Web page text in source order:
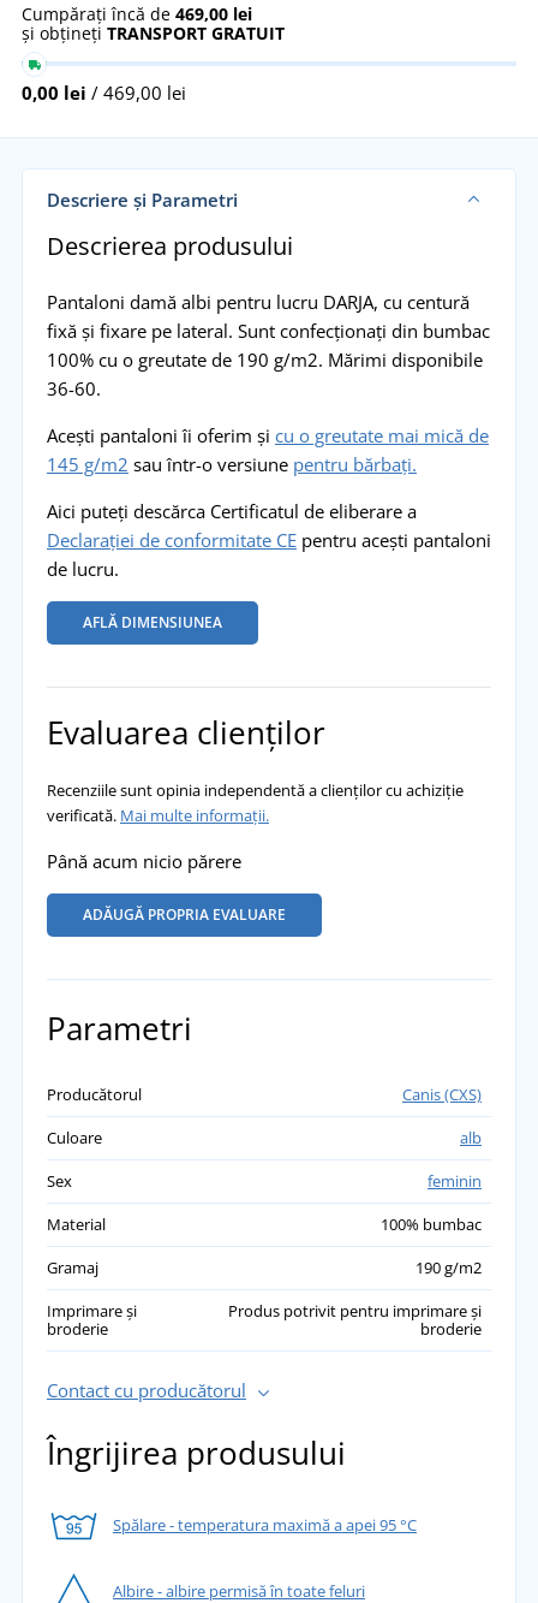
Cumpărați încă de 469,00 lei
și obțineți TRANSPORT GRATUIT
0,00 lei / 469,00 lei
Descriere și Parametri
Descrierea produsului
Pantaloni damă albi pentru lucru DARJA, cu centură
fixă și fixare pe lateral. Sunt confecționaţi din bumbac
100% cu o greutate de 190 g/m2. Mărimi disponibile
36-60.
Acești pantaloni îi oferim și cu o greutate mai mică de
145 g/m2 sau într-o versiune pentru bărbați.
Aici puteți descărca Certificatul de eliberare a
Declarației de conformitate CEpentru acești pantaloni
de lucru.
AFLĂ DIMENSIUNEA
Evaluarea clienților
Recenziile sunt opinia independentă a clienților cu achiziție
verificată. Mai multe informații.
Până acum nicio părere
ADĂUGĂ PROPRIA EVALUARE
Parametri
Producătorul
Canis (CXS)
Culoare
alb
Sex
feminin
Material
100% bumbac
Gramaj
190 g/m2
Imprimare și
broderie
Produs potrivit pentru imprimare și
broderie
Contact cu producătorul
Îngrijirea produsului
Spălare - temperatura maximă a apei 95 °C
Albire - albire permisă în toate feluri